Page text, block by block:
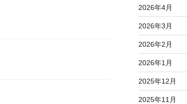
2026年4月
2026年3月
2026年2月
2026年1月
2025年12月
2025年11月